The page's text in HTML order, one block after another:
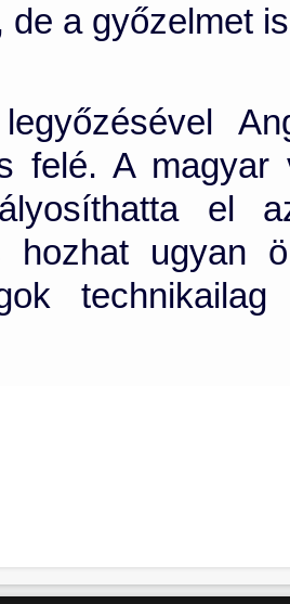
de a győzelmet
felé. A
el
hozhat ugyan